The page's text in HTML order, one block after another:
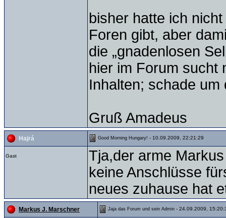
bisher hatte ich
Foren gibt, aber
die „gnadenlosen
hier im Forum sucht
Inhalten; schade um
Gruß Amadeus
Hajrá Good Morning Hungary! - 10.09.2009, 22:21:29
Gast
Tja,der arme
keine Anschlüsse
neues zuhause hat
Markus J. Marschner Jaja das Forum und sein Admin - 24.09.2009,